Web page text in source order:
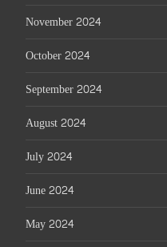
November 2024
October 2024
September 2024
August 2024
July 2024
June 2024
May 2024